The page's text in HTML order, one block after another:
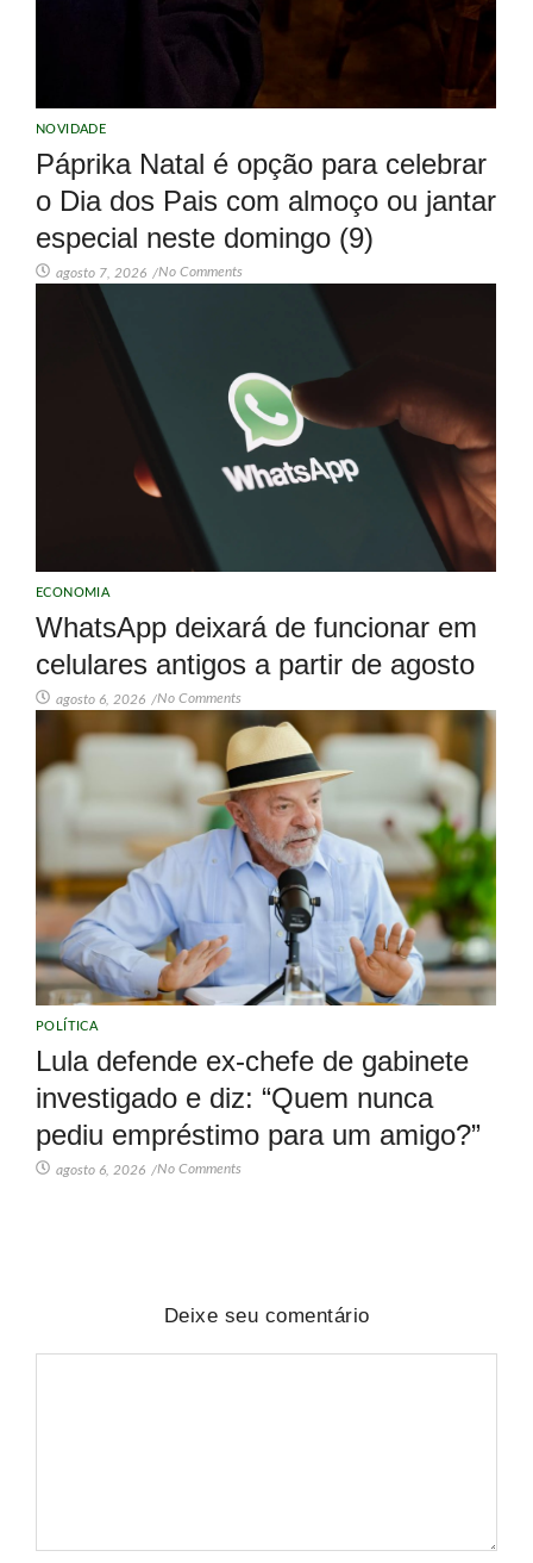
NOVIDADE
Páprika Natal é opção para celebrar
o Dia dos Pais com almoço ou jantar
especial neste domingo (9)
agosto 7, 2026 /No Comments
ECONOMIA
WhatsApp deixará de funcionar em
celulares antigos a partir de agosto
agosto 6, 2026 /No Comments
POLÍTICA
Lula defende ex-chefe de gabinete
investigado e diz: “Quem nunca
pediu empréstimo para um amigo?”
agosto 6, 2026 /No Comments
Deixe seu comentário